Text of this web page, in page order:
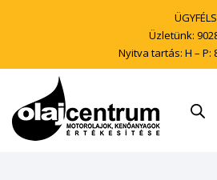
Üzletünk:
Nyitva tartás: H – P: